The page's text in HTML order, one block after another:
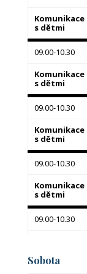
Registrace
Komunikace
s dětmi
09.00-10.30
Komunikace
s dětmi
09.00-10.30
Komunikace
s dětmi
09.00-10.30
Komunikace
s dětmi
09.00-10.30
Sobota